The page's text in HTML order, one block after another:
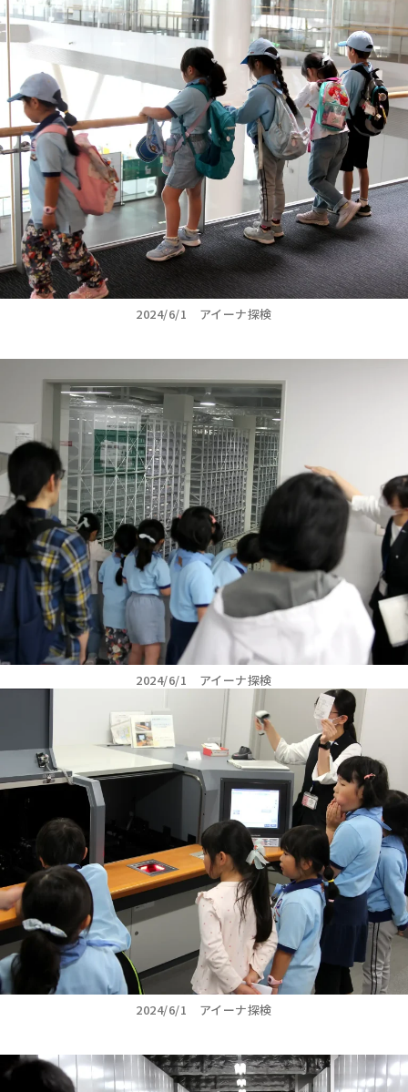
2024/6/1 アイーナ探検
2024/6/1 アイーナ探検
2024/6/1 アイーナ探検